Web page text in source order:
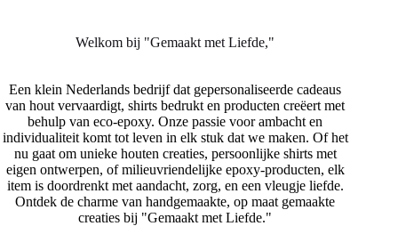
Welkom bij "Gemaakt met Liefde,"
Een klein Nederlands bedrijf dat gepersonaliseerde cadeaus
van hout vervaardigt, shirts bedrukt en producten creëert met
behulp van eco-epoxy. Onze passie voor ambacht en
individualiteit komt tot leven in elk stuk dat we maken. Of het
nu gaat om unieke houten creaties, persoonlijke shirts met
eigen ontwerpen, of milieuvriendelijke epoxy-producten, elk
item is doordrenkt met aandacht, zorg, en een vleugje liefde.
Ontdek de charme van handgemaakte, op maat gemaakte
creaties bij "Gemaakt met Liefde."